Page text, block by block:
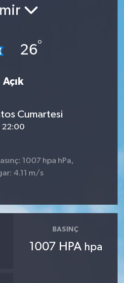
26°
Açık
Cumartesi
22:00
1007 hpa hPa,
4.11 m/s
BASINÇ
1007 HPA hpa